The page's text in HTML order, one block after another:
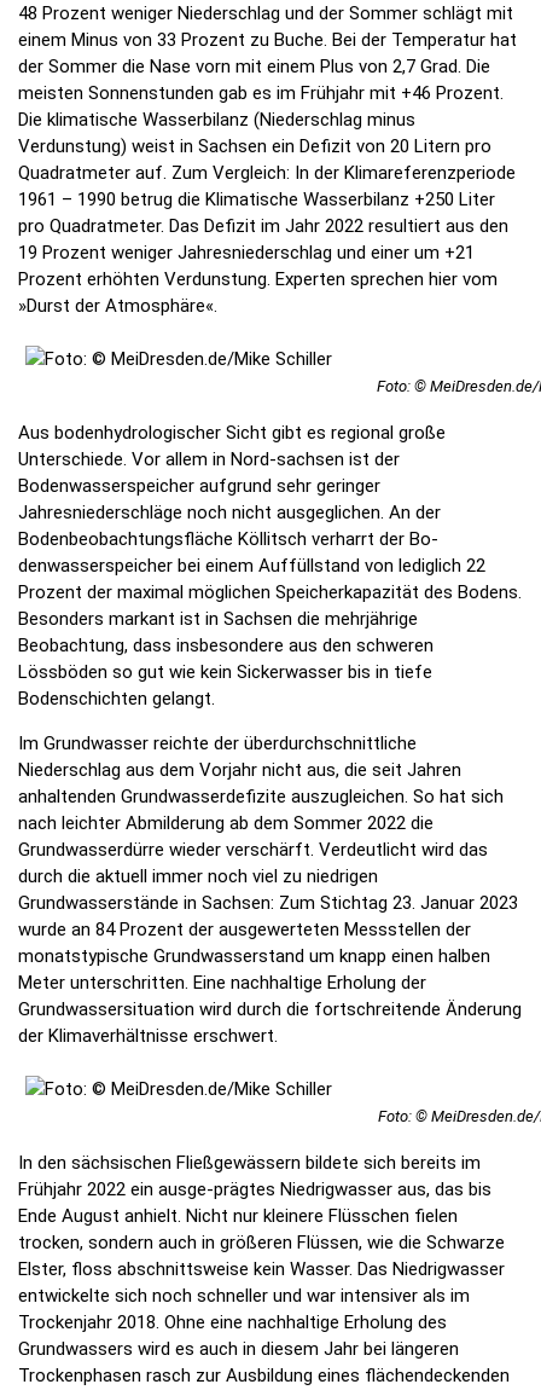
48 Prozent weniger Niederschlag und der Sommer schlägt mit
einem Minus von 33 Prozent zu Buche. Bei der Temperatur hat
der Sommer die Nase vorn mit einem Plus von 2,7 Grad. Die
meisten Sonnenstunden gab es im Frühjahr mit +46 Prozent.
Die klimatische Wasserbilanz (Niederschlag minus
Verdunstung) weist in Sachsen ein Defizit von 20 Litern pro
Quadratmeter auf. Zum Vergleich: In der Klimareferenzperiode
1961 – 1990 betrug die Klimatische Wasserbilanz +250 Liter
pro Quadratmeter. Das Defizit im Jahr 2022 resultiert aus den
19 Prozent weniger Jahresniederschlag und einer um +21
Prozent erhöhten Verdunstung. Experten sprechen hier vom
»Durst der Atmosphäre«.
Foto: ©
Aus bodenhydrologischer Sicht gibt es regional große
Unterschiede. Vor allem in Nord-sachsen ist der
Bodenwasserspeicher aufgrund sehr geringer
Jahresniederschläge noch nicht ausgeglichen. An der
Bodenbeobachtungsfläche Köllitsch verharrt der Bo-
denwasserspeicher bei einem Auffüllstand von lediglich 22
Prozent der maximal möglichen Speicherkapazität des Bodens.
Besonders markant ist in Sachsen die mehrjährige
Beobachtung, dass insbesondere aus den schweren
Lössböden so gut wie kein Sickerwasser bis in tiefe
Bodenschichten gelangt.
Im Grundwasser reichte der überdurchschnittliche
Niederschlag aus dem Vorjahr nicht aus, die seit Jahren
anhaltenden Grundwasserdefizite auszugleichen. So hat sich
nach leichter Abmilderung ab dem Sommer 2022 die
Grundwasserdürre wieder verschärft. Verdeutlicht wird das
durch die aktuell immer noch viel zu niedrigen
Grundwasserstände in Sachsen: Zum Stichtag 23. Januar 2023
wurde an 84 Prozent der ausgewerteten Messstellen der
monatstypische Grundwasserstand um knapp einen halben
Meter unterschritten. Eine nachhaltige Erholung der
Grundwassersituation wird durch die fortschreitende Änderung
der Klimaverhältnisse erschwert.
Foto: ©
In den sächsischen Fließgewässern bildete sich bereits im
Frühjahr 2022 ein ausge-prägtes Niedrigwasser aus, das bis
Ende August anhielt. Nicht nur kleinere Flüsschen fielen
trocken, sondern auch in größeren Flüssen, wie die Schwarze
Elster, floss abschnittsweise kein Wasser. Das Niedrigwasser
entwickelte sich noch schneller und war intensiver als im
Trockenjahr 2018. Ohne eine nachhaltige Erholung des
Grundwassers wird es auch in diesem Jahr bei längeren
Trockenphasen rasch zur Ausbildung eines flächendeckenden